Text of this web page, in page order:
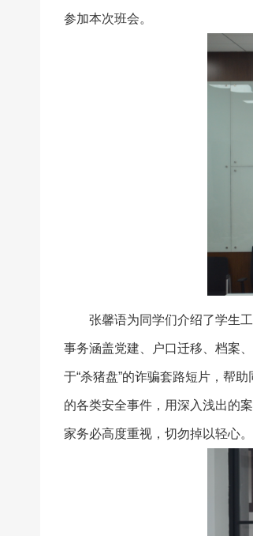
参加本次班会。
张馨语为同学们介绍了学生
事务涵盖党建、户口迁移、档案
于“杀猪盘”的诈骗套路短片，帮
的各类安全事件，用深入浅出的
家务必高度重视，切勿掉以轻心。